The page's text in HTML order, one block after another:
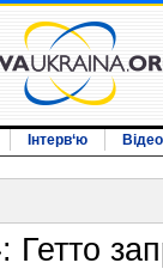
Інтерв‘ю Відео
Гетто